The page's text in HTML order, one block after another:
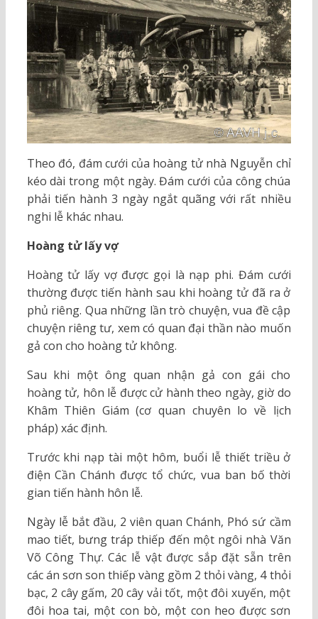
Theo đó, đám cưới của hoàng tử nhà Nguyễn chỉ
kéo dài trong một ngày. Đám cưới của công chúa
phải tiến hành 3 ngày ngắt quãng với rất nhiều
nghi lễ khác nhau.
Hoàng tử lấy vợ
Hoàng tử lấy vợ được gọi là nạp phi. Đám cưới
thường được tiến hành sau khi hoàng tử đã ra ở
phủ riêng. Qua những lần trò chuyện, vua đề cập
chuyện riêng tư, xem có quan đại thần nào muốn
gả con cho hoàng tử không.
Sau khi một ông quan nhận gả con gái cho
hoàng tử, hôn lễ được cử hành theo ngày, giờ do
Khâm Thiên Giám (cơ quan chuyên lo về lịch
pháp) xác định.
Trước khi nạp tài một hôm, buổi lễ thiết triều ở
điện Cần Chánh được tổ chức, vua ban bố thời
gian tiến hành hôn lễ.
Ngày lễ bắt đầu, 2 viên quan Chánh, Phó sứ cầm
mao tiết, bưng tráp thiếp đến một ngôi nhà Văn
Võ Công Thự. Các lễ vật được sắp đặt sẵn trên
các án sơn son thiếp vàng gồm 2 thỏi vàng, 4 thỏi
bạc, 2 cây gấm, 20 cây vải tốt, một đôi xuyến, một
đôi hoa tai, một con bò, một con heo được sơn